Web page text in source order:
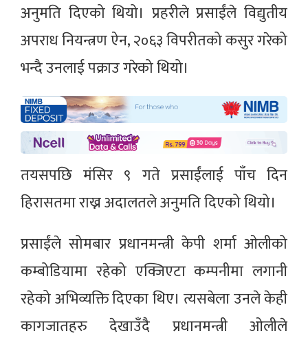
अनुमति दिएको थियो। प्रहरीले प्रसाईंले विद्युतीय
अपराध नियन्त्रण ऐन, २०६३ विपरीतको कसुर गरेको
भन्दै उनलाई पक्राउ गरेको थियो।
तयसपछि मंसिर ९ गते प्रसाईंलाई पाँच दिन
हिरासतमा राख्न अदालतले अनुमति दिएको थियो।
प्रसाईंले सोमबार प्रधानमन्त्री केपी शर्मा ओलीको
कम्बोडियामा रहेको एक्जिएटा कम्पनीमा लगानी
रहेको अभिव्यक्ति दिएका थिए। त्यसबेला उनले केही
कागजातहरु देखाउँदै प्रधानमन्त्री ओलीले